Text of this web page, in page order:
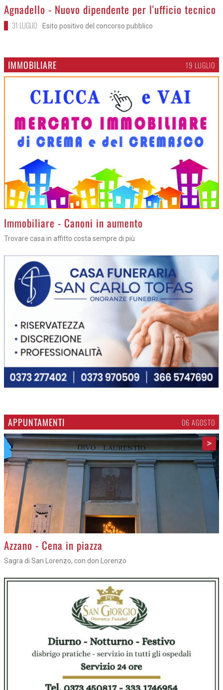
>
Agnadello - Nuovo dipendente per l'ufficio tecnico
31 LUGLIO Esito positivo del concorso pubblico
IMMOBILIARE 19 LUGLIO
>Immobiliare - Canoni in aumento
Trovare casa in affitto costa sempre di più
APPUNTAMENTI 06 AGOSTO
>
Azzano - Cena in piazza
Sagra di San Lorenzo, con don Lorenzo